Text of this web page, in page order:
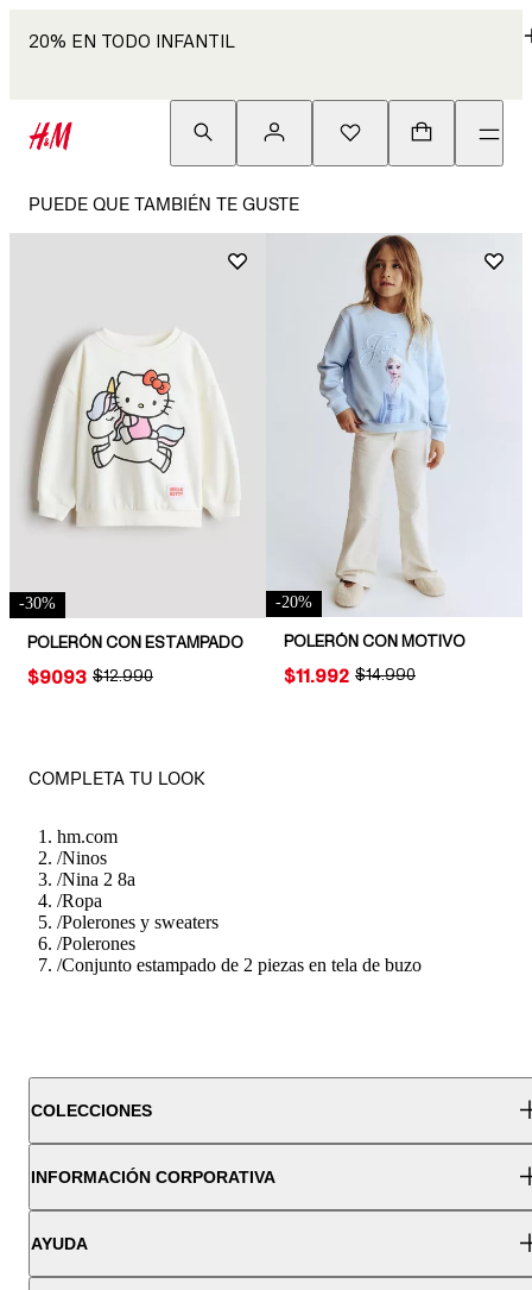
20% EN TODO INFANTIL
PUEDE QUE TAMBIÉN TE GUSTE
-30%
POLERÓN CON ESTAMPADO
ORIGINAL PRICE:
$12.990
PRICE:
$9093
-20%
POLERÓN CON MOTIVO
ORIGINAL PRICE:
$14.990
PRICE:
$11.992
COMPLETA TU LOOK
hm.com
/Ninos
/Nina 2 8a
/Ropa
/Polerones y sweaters
/Polerones
/Conjunto estampado de 2 piezas en tela de buzo
COLECCIONES
INFORMACIÓN CORPORATIVA
AYUDA